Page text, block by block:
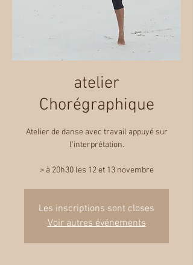
atelier
Chorégraphique
Atelier de danse avec travail appuyé sur
l'interprétation.
> à 20h30 les 12 et 13 novembre
Les inscriptions sont closes
Voir autres événements